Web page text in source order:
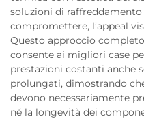
soluzioni di
compromettere, l’appeal
Questo approccio
consente ai migliori case
prestazioni costanti anche
prolungati, dimostrando
devono necessariamente
né la longevità dei